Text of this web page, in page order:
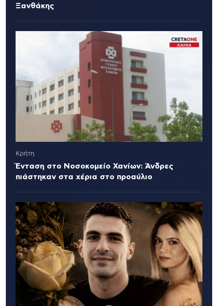
Ξανθάκης
Κρήτη
Ένταση στο Νοσοκομείο Χανίων: Άνδρες
πιάστηκαν στα χέρια στο προαύλιο